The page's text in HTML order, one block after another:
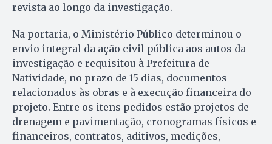
revista ao longo da investigação.
Na portaria, o Ministério Público determinou o
envio integral da ação civil pública aos autos da
investigação e requisitou à Prefeitura de
Natividade, no prazo de 15 dias, documentos
relacionados às obras e à execução financeira do
projeto. Entre os itens pedidos estão projetos de
drenagem e pavimentação, cronogramas físicos e
financeiros, contratos, aditivos, medições,